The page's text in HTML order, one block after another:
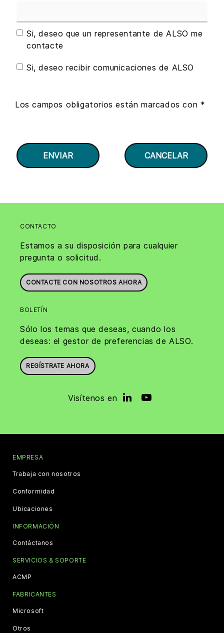
Si, deseo que un representante de ALSO me
contacte
Si, deseo recibir comunicaciones de ALSO
Los campos obligatorios están marcados con *
CONTACTO
Estamos a su disposición para cualquier
pregunta o solicitud.
CONTACTE CON NOSOTROS AHORA
BOLETÍN
Sólo los temas que deseas, cuando los
deseas: el gestor de preferencias de ALSO.
REGÍSTRATE AHORA
Visítenos en
EMPRESA
Trabaja con nosotros
Conformidad
Ubicaciones
INFORMACIÓN
Contáctanos
SERVICIOS & SOPORTE
ACMP
FABRICANTES
Microsoft
Otros